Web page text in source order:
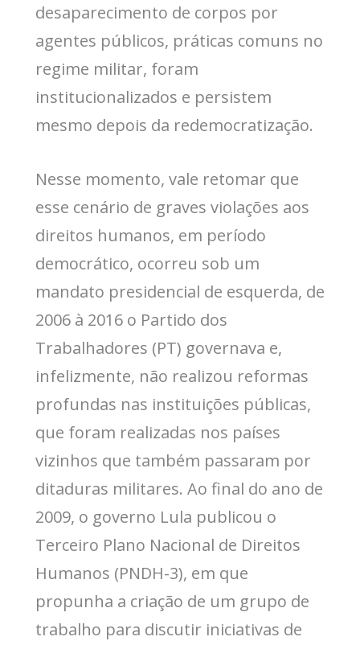
desaparecimento de corpos por
agentes públicos, práticas comuns no
regime militar, foram
institucionalizados e persistem
mesmo depois da redemocratização.
Nesse momento, vale retomar que
esse cenário de graves violações aos
direitos humanos, em período
democrático, ocorreu sob um
mandato presidencial de esquerda, de
2006 à 2016 o Partido dos
Trabalhadores (PT) governava e,
infelizmente, não realizou reformas
profundas nas instituições públicas,
que foram realizadas nos países
vizinhos que também passaram por
ditaduras militares. Ao final do ano de
2009, o governo Lula publicou o
Terceiro Plano Nacional de Direitos
Humanos (PNDH-3), em que
propunha a criação de um grupo de
trabalho para discutir iniciativas de